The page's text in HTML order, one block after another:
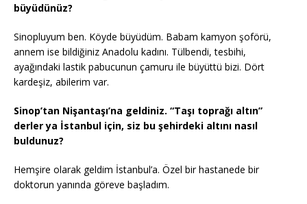
büyüdünüz?
Sinopluyum ben. Köyde büyüdüm. Babam kamyon şoförü,
annem ise bildiğiniz Anadolu kadını. Tülbendi, tesbihi,
ayağındaki lastik pabucunun çamuru ile büyüttü bizi. Dört
kardeşiz, abilerim var.
Sinop’tan Nişantaşı’na geldiniz. “Taşı toprağı altın”
derler ya İstanbul için, siz bu şehirdeki altını nasıl
buldunuz?
Hemşire olarak geldim İstanbul’a. Özel bir hastanede bir
doktorun yanında göreve başladım.